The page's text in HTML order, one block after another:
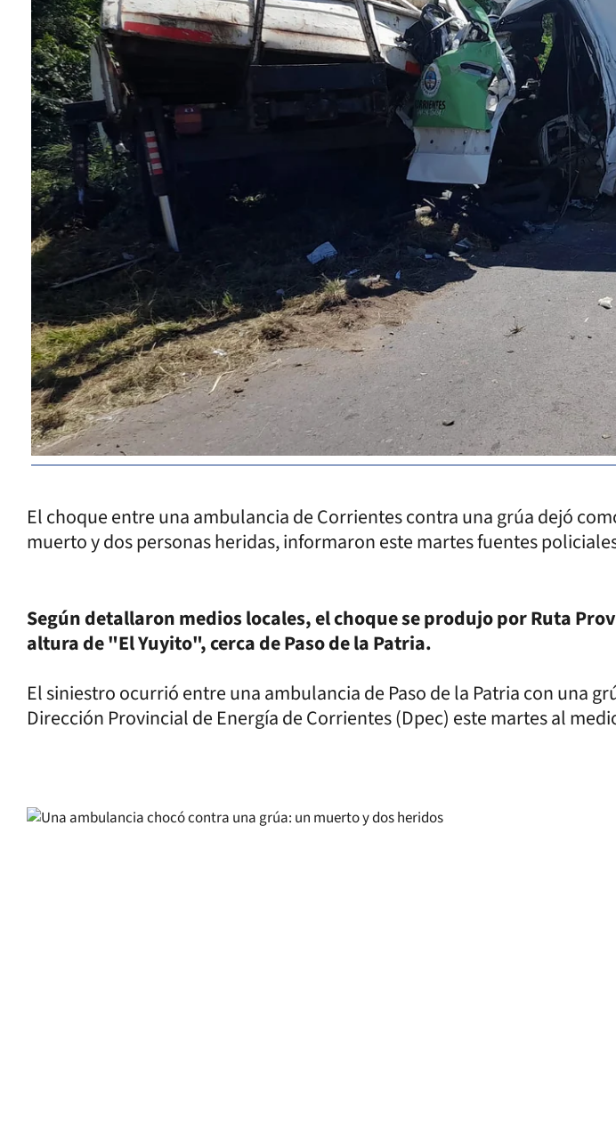
El choque entre una ambulancia de Corrientes contra una grúa dejó
muerto y dos personas heridas, informaron este martes fuentes
Según detallaron medios locales, el choque se produjo por Ruta
altura de "El Yuyito", cerca de Paso de la Patria.
El siniestro ocurrió entre una ambulancia de Paso de la Patria con una
Dirección Provincial de Energía de Corrientes (Dpec) este martes al